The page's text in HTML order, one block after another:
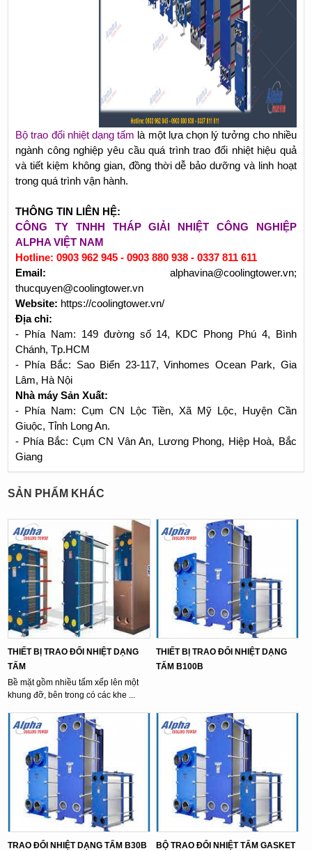
Bộ trao đổi nhiệt dạng tấm là một lựa chọn lý tưởng cho nhiều
ngành công nghiệp yêu cầu quá trình trao đổi nhiệt hiệu quả
và tiết kiệm không gian, đồng thời dễ bảo dưỡng và linh hoạt
trong quá trình vận hành.
THÔNG TIN LIÊN HỆ:
CÔNG TY TNHH THÁP GIẢI NHIỆT CÔNG NGHIỆP
ALPHA VIỆT NAM
Hotline: 0903 962 945 - 0903 880 938 - 0337 811 611
Email: alphavina@coolingtower.vn;
thucquyen@coolingtower.vn
Website: https://coolingtower.vn/
Địa chỉ:
- Phía Nam: 149 đường số 14, KDC Phong Phú 4, Bình
Chánh, Tp.HCM
- Phía Bắc: Sao Biển 23-117, Vinhomes Ocean Park, Gia
Lâm, Hà Nội
Nhà máy Sản Xuất:
- Phía Nam: Cụm CN Lộc Tiền, Xã Mỹ Lộc, Huyện Cần
Giuộc, Tỉnh Long An.
- Phía Bắc: Cụm CN Vân An, Lương Phong, Hiệp Hoà, Bắc
Giang
SẢN PHẨM KHÁC
THIẾT BỊ TRAO ĐỔI NHIỆT DẠNG
TẤM
Bề mặt gồm nhiều tấm xếp lên một
khung đỡ, bên trong có các khe ...
THIẾT BỊ TRAO ĐỔI NHIỆT DẠNG
TẤM B100B
TRAO ĐỔI NHIỆT DẠNG TẤM B30B
BỘ TRAO ĐỔI NHIỆT TẤM GASKET